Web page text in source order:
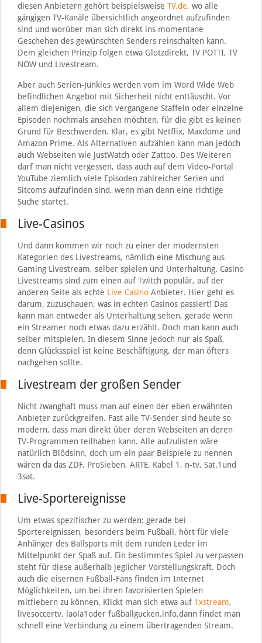
diesen Anbietern gehört beispielsweise TV.de, wo alle
gängigen TV-Kanäle übersichtlich angeordnet aufzufinden
sind und worüber man sich direkt ins momentane
Geschehen des gewünschten Senders reinschalten kann.
Dem gleichen Prinzip folgen etwa Glotzdirekt, TV POTTI, TV
NOW und Livestream.
Aber auch Serien-Junkies werden vom im Word Wide Web
befindlichen Angebot mit Sicherheit nicht enttäuscht. Vor
allem diejenigen, die sich vergangene Staffeln oder einzelne
Episoden nochmals ansehen möchten, für die gibt es keinen
Grund für Beschwerden. Klar, es gibt Netflix, Maxdome und
Amazon Prime. Als Alternativen aufzählen kann man jedoch
auch Webseiten wie JustWatch oder Zattoo. Des Weiteren
darf man nicht vergessen, dass auch auf dem Video-Portal
YouTube ziemlich viele Episoden zahlreicher Serien und
Sitcoms aufzufinden sind, wenn man denn eine richtige
Suche startet.
Live-Casinos
Und dann kommen wir noch zu einer der modernsten
Kategorien des Livestreams, nämlich eine Mischung aus
Gaming Livestream, selber spielen und Unterhaltung. Casino
Livestreams sind zum einen auf Twitch populär, auf der
anderen Seite als echte Live CasinoAnbieter. Hier geht es
darum, zuzuschauen, was in echten Casinos passiert! Das
kann man entweder als Unterhaltung sehen, gerade wenn
ein Streamer noch etwas dazu erzählt. Doch man kann auch
selber mitspielen. In diesem Sinne jedoch nur als Spaß,
denn Glücksspiel ist keine Beschäftigung, der man öfters
nachgehen sollte.
Livestream der großen Sender
Nicht zwanghaft muss man auf einen der eben erwähnten
Anbieter zurückgreifen. Fast alle TV-Sender sind heute so
modern, dass man direkt über deren Webseiten an deren
TV-Programmen teilhaben kann. Alle aufzulisten wäre
natürlich Blödsinn, doch um ein paar Beispiele zu nennen
wären da das ZDF, ProSieben, ARTE, Kabel 1, n-tv, Sat.1und
3sat.
Live-Sportereignisse
Um etwas spezifischer zu werden: gerade bei
Sportereignissen, besonders beim Fußball, hört für viele
Anhänger des Ballsports mit dem runden Leder im
Mittelpunkt der Spaß auf. Ein bestimmtes Spiel zu verpassen
steht für diese außerhalb jeglicher Vorstellungskraft. Doch
auch die eisernen Fußball-Fans finden im Internet
Möglichkeiten, um bei ihren favorisierten Spielen
mitfiebern zu können. Klickt man sich etwa auf 1xstream,
livesoccertv, laola1oder fußballgucken.info,dann findet man
schnell eine Verbindung zu einem übertragenden Stream.